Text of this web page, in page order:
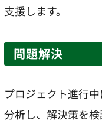
支援します。
問題解決
プロジェクト進行
分析し、解決策を検